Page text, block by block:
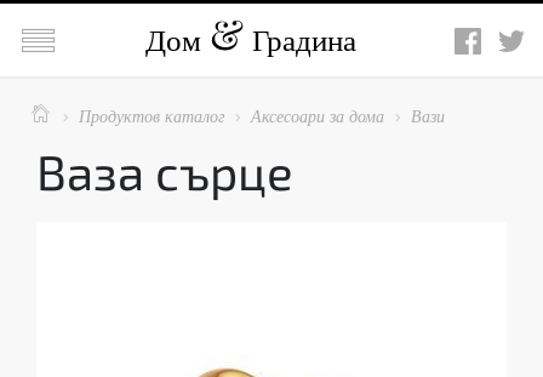
 Дом Градина
  Продуктов каталог  Аксесоари за дома  Вази
Ваза сърце